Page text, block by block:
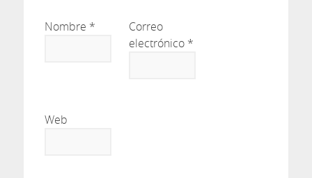
Nombre *
Correo
electrónico *
Web